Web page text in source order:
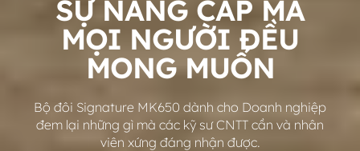
CHUỘT
SIGNATURE
MK650
DÀNH
SỰ NÂNG CẤP MÀ
MỌI NGƯỜI ĐỀU
MONG MUỐN
Bộ đôi Signature MK650 dành cho Doanh nghiệp
đem lại những gì mà các kỹ sư CNTT cần và nhân
viên xứng đáng nhận được.